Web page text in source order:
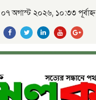
০৭ অগাস্ট ২০২৬, ১০:৩৩ পূর্বাহ্ন